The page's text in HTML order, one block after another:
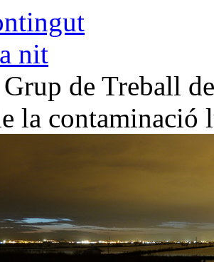
nit
de Treball
la contaminació